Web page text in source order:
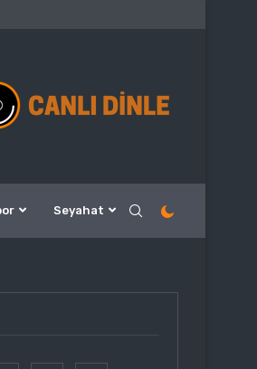
Seyahat